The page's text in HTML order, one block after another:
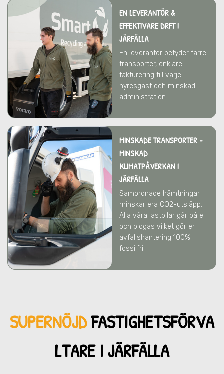
EN LEVERANTÖR &
EFFEKTIVARE DRFTI
JÄRFÄLLA
En leverantör betyder färre
transporter, enklare
fakturering till varje
hyresgäst och minskad
administration.
MINSKADE TRANSPORTER -
MINSKAD
KLIMATPÅVERKANI
JÄRFÄLLA
Samordnade hämtningar
minskar era CO2-utsläpp.
Alla våra lastbilar går på el
och biogas vilket gör er
avfallshantering 100%
fossilfri.
SUPERNÖJDFASTIGHETSFÖRVA
LTARE I JÄRFÄLLA